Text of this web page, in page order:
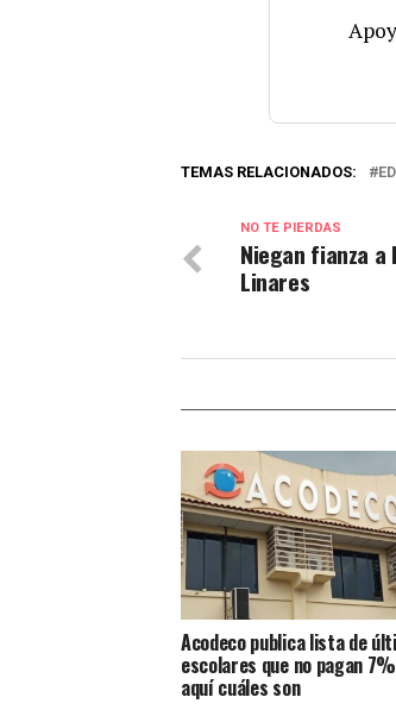
TEMAS RELACIONADOS:
NO TE PIERDAS
Niegan fianza
Linares
Acodeco publica lista de
escolares que no pagan
aquí cuáles son